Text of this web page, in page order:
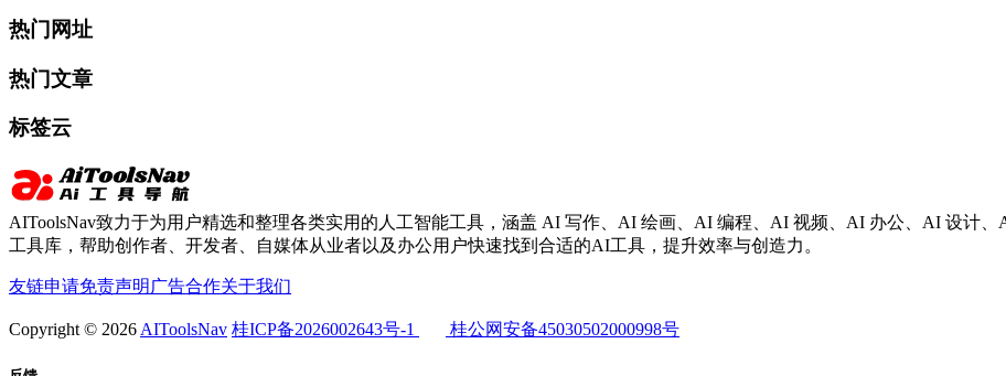
热门网址
热门文章
标签云
AIToolsNav致力于为用户精选和整理各类实用的人工智能工具，涵盖 AI 写作、AI 绘画、AI 编程、AI 视频、AI 办公、AI 设计
工具库，帮助创作者、开发者、自媒体从业者以及办公用户快速找到合适的AI工具，提升效率与创造力。
友链申请免责声明 广告合作关于我们
Copyright © 2026 AIToolsNav 桂ICP备2026002643号-1 桂公网安备45030502000998号